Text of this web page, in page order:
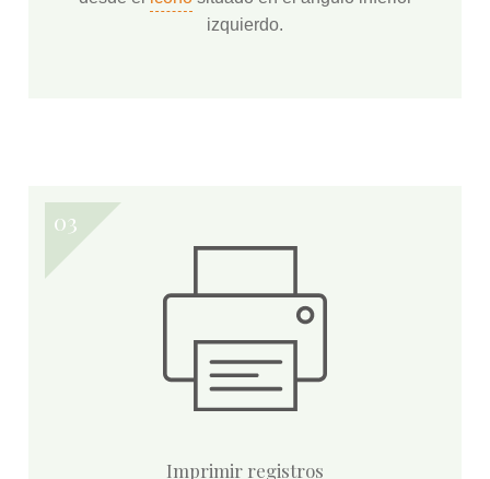
izquierdo.
Imprimir registros